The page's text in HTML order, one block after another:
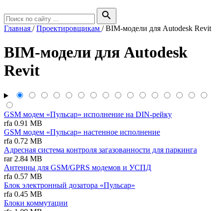
search
Главная /Проектировщикам /BIM-модели для Autodesk Revit
BIM-модели для Autodesk
Revit
GSM модем «Пульсар» исполнение на DIN-рейку
rfa 0.91 MB
GSM модем «Пульсар» настенное исполнение
rfa 0.72 MB
Адресная система контроля загазованности для паркинга
rar 2.84 MB
Антенны для GSM/GPRS модемов и УСПД
rfa 0.57 MB
Блок электронный дозатора «Пульсар»
rfa 0.45 MB
Блоки коммутации